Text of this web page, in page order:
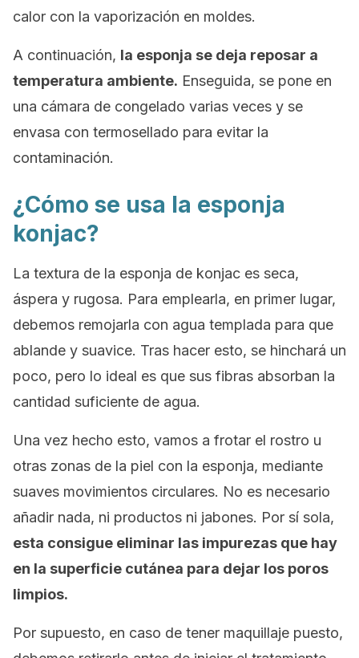
calor con la vaporización en moldes.
A continuación, la esponja se deja reposar a
temperatura ambiente. Enseguida, se pone en
una cámara de congelado varias veces y se
envasa con termosellado para evitar la
contaminación.
¿Cómo se usa la esponja
konjac?
La textura de la esponja de konjac es seca,
áspera y rugosa. Para emplearla, en primer lugar,
debemos remojarla con agua templada para que
ablande y suavice. Tras hacer esto, se hinchará un
poco, pero lo ideal es que sus fibras absorban la
cantidad suficiente de agua.
Una vez hecho esto, vamos a frotar el rostro u
otras zonas de la piel con la esponja, mediante
suaves movimientos circulares. No es necesario
añadir nada, ni productos ni jabones. Por sí sola,
esta consigue eliminar las impurezas que hay
en la superficie cutánea para dejar los poros
limpios.
Por supuesto, en caso de tener maquillaje puesto,